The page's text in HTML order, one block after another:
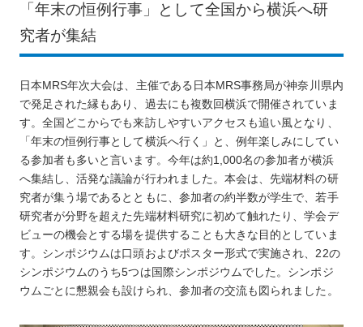
教育旅行
クルーズ
ウェディング
賛助会員
財団について
「年末の恒例行事」として全国から横浜へ研
究者が集結
日本MRS年次大会は、主催である日本MRS事務局が神奈川県内
で発足された縁もあり、過去にも複数回横浜で開催されていま
す。全国どこからでも来訪しやすいアクセスも追い風となり、
「年末の恒例行事として横浜へ行く」と、例年楽しみにしてい
る参加者も多いと言います。今年は約1,000名の参加者が横浜
へ集結し、活発な議論が行われました。本会は、先端材料の研
究者が集う場であるとともに、参加者の約半数が学生で、若手
研究者が分野を超えた先端材料研究に初めて触れたり、学会デ
ビューの機会とする場を提供することも大きな目的としていま
す。シンポジウムは口頭およびポスター形式で実施され、22の
シンポジウムのうち5つは国際シンポジウムでした。シンポジ
ウムごとに懇親会も設けられ、参加者の交流も図られました。